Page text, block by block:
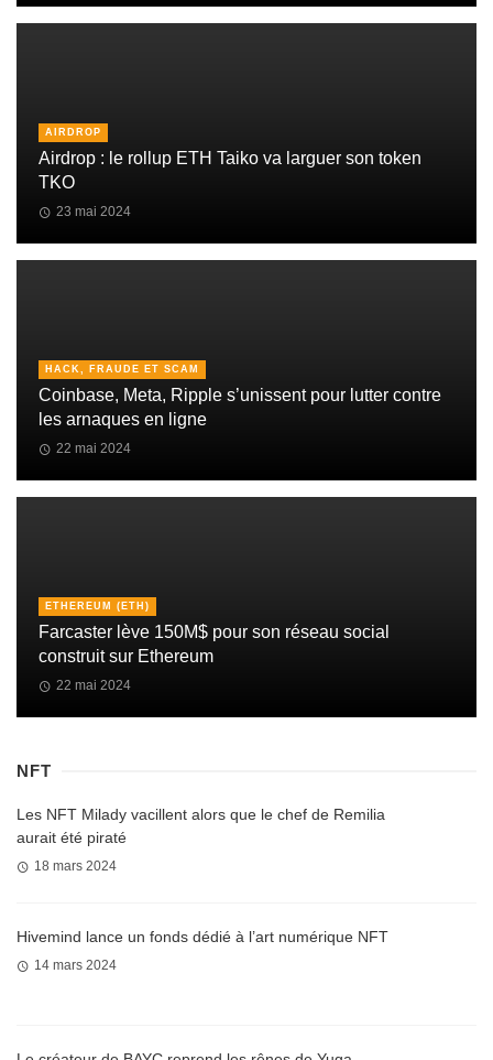
AIRDROP
Airdrop : le rollup ETH Taiko va larguer son token
TKO
23 mai 2024
HACK, FRAUDE ET SCAM
Coinbase, Meta, Ripple s’unissent pour lutter contre
les arnaques en ligne
22 mai 2024
ETHEREUM (ETH)
Farcaster lève 150M$ pour son réseau social
construit sur Ethereum
22 mai 2024
NFT
Les NFT Milady vacillent alors que le chef de Remilia
aurait été piraté
18 mars 2024
Hivemind lance un fonds dédié à l’art numérique NFT
14 mars 2024